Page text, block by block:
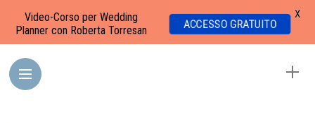
Video-Corso per Wedding
Planner con Roberta Torresan
ACCESSO GRATUITO
X